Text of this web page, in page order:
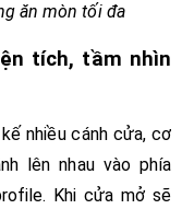
ăn mòn tối đa
tích, tầm nhìn
nhiều cánh cửa, cơ
lên nhau vào phía
Khi cửa mở sẽ